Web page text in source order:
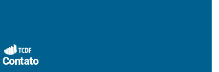
Contato